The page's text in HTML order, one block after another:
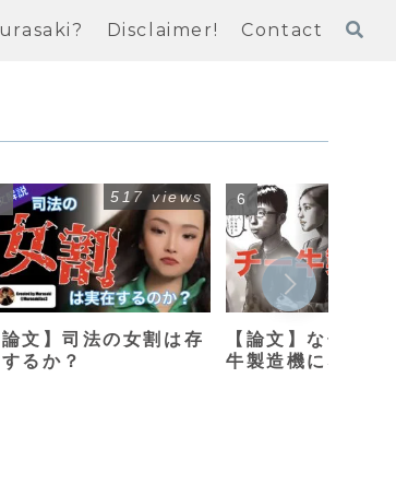
Disclaimer! Contact
論文】司法の女割は存
るか？
517 views
【論文】なぜ母親
牛製造機になって